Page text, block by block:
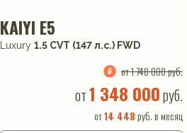
KAIYI E5
Luxury 1.5 CVT (147 л.с.) FWD
от 1 748 000 руб.
от1 348 000руб.
от14 448 руб. в месяц